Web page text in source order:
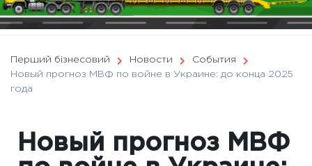
Перший бізнесовий Новости
События
Новый прогноз МВФ по войне в Украине: до конца 2025
года
Новый прогноз МВФ